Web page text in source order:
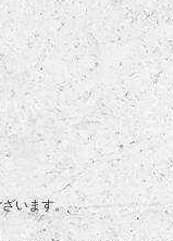
います。